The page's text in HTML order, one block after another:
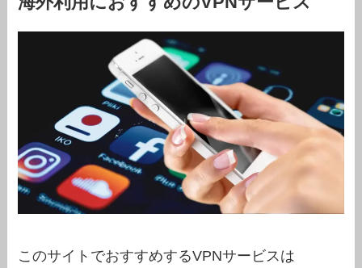
このサイトでおすすめするVPNサービスは